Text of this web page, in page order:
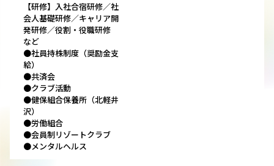
【研修】入社合宿研修／社
会人基礎研修／キャリア開
発研修／役割・役職研修
など
●社員持株制度（奨励金支
給）
●共済会
●クラブ活動
●健保組合保養所（北軽井
沢）
●労働組合
●会員制リゾートクラブ
●メンタルヘルス